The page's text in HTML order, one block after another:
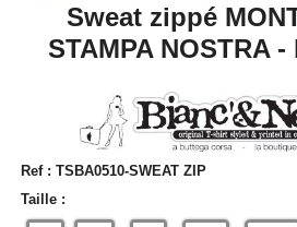
Sweat zippé
STAMPA NOSTRA
Ref : TSBA0510-SWEAT ZIP
Taille :